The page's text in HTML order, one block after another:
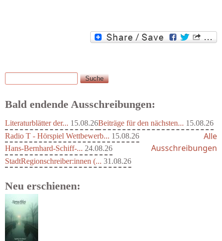
Suchformular
Suche
Bald endende Ausschreibungen:
Literaturblätter der... 15.08.26Beiträge für den nächsten... 15.08.26
Radio T - Hörspiel Wettbewerb... 15.08.26
Hans-Bernhard-Schiff-... 24.08.26
StadtRegionschreiber:innen (... 31.08.26
Alle
Ausschreibungen
Neu erschienen: